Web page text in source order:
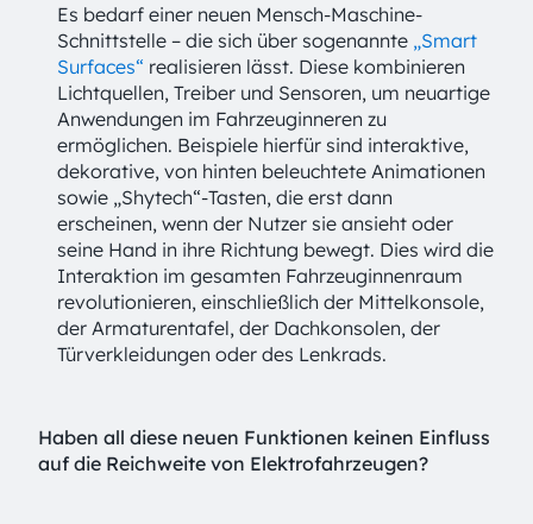
Es bedarf einer neuen Mensch-Maschine-
Schnittstelle – die sich über sogenannte „Smart
Surfaces“ realisieren lässt. Diese kombinieren
Lichtquellen, Treiber und Sensoren, um neuartige
Anwendungen im Fahrzeuginneren zu
ermöglichen. Beispiele hierfür sind interaktive,
dekorative, von hinten beleuchtete Animationen
sowie „Shytech“-Tasten, die erst dann
erscheinen, wenn der Nutzer sie ansieht oder
seine Hand in ihre Richtung bewegt. Dies wird die
Interaktion im gesamten Fahrzeuginnenraum
revolutionieren, einschließlich der Mittelkonsole,
der Armaturentafel, der Dachkonsolen, der
Türverkleidungen oder des Lenkrads.
Haben all diese neuen Funktionen keinen Einfluss
auf die Reichweite von Elektrofahrzeugen?